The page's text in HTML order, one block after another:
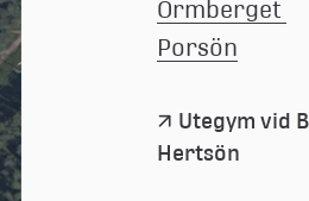
Ormberget
Porsön
Utegym vid
Hertsön